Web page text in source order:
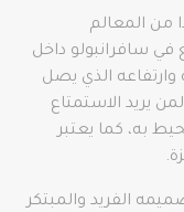
من المعالم
في سافرانبولو داخل
وارتفاعه الذي يصل
لمن يريد الاستمتاع
به، كما يعتبر
الفريد والمبتكر